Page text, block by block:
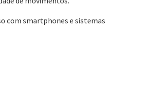
com smartphones e sistemas